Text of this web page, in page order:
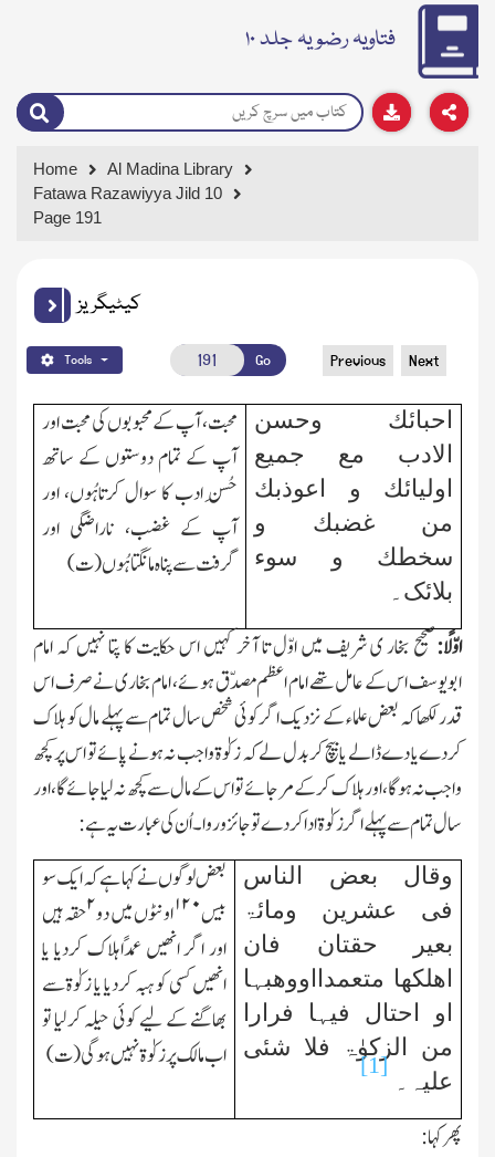
فتاویہ رضویہ جلد ۱۰
Home
Al Madina Library
Fatawa Razawiyya Jild 10
Page 191
کیٹیگریز
Tools Go Previous Next
احبائك وحسن
الادب مع جمیع
اولیائك و اعوذبك
من غضبك و
سخطك و سوء
بلائک۔
محبت، آپ کے محبوبوں کی محبت اور
آپ کے تمام دوستوں کے ساتھ
حُسنِ ادب کا سوال کرتاہُوں، اور
آپ کے غضب، ناراضگی اور
گرفت سے پناہ مانگتا ہُوں(ت)
اوّلًا: صحیح بخار ی شریف میں اوّل تا آخر کہیں اس حکایت کا پتا نہیں کہ امام
ابویوسف اس کے عامل تھے امام اعظم مصدّق ہوئے، امام بخاری نے صرف اس
قدر لکھا کہ بعض علماء کے نزدیك اگر کوئی شخص سال تمام سے پہلے مال کو ہلاك
کردے یا دے ڈالے یا بیچ کر بدل لے کہ زکوٰۃ واجب نہ ہونے پائے تو اس پر کچھ
واجب نہ ہوگا، اور ہلاك کرکے مرجائے تو اس کے مال سے کچھ نہ لیا جائے گا، اور
سال تمام سے پہلے اگر زکوٰۃ ادا کردے تو جائز و روا۔ اُن کی عبارت یہ ہے:
وقال بعض الناس
فی عشرین ومائۃ
بعیر حقتان فان
اھلکھا متعمدااووھبہا
او احتال فیہا فرارا
من الزکوٰۃ فلا شئی
علیہ۔
[1]
بعض لوگوں نے کہا ہے کہ ایك سو
بیس۱۲۰اونٹوں میں دو۲حقہ ہیں
اور اگر انھیں عمدًاہلاك کردیا یا
انھیں کسی کو ہبہ کردیا یا زکوٰۃسے
بھاگنے کے لیے کوئی حیلہ کرلیا تو
اب مالك پر زکوٰۃ نہیں ہوگی(ت)
پھر کہا: